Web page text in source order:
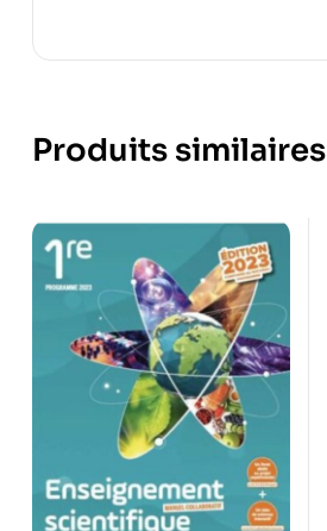
Produits similaires